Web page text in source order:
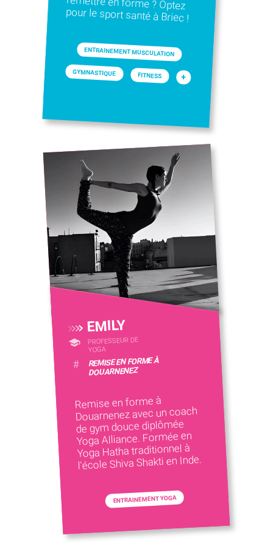
pour le sport santé à Briec !
ENTRAINEMENT MUSCULATION
GYMNASTIQUE FITNESS +
EMILY
PROFESSEUR DE
YOGA
# REMISE EN FORME À
DOUARNENEZ
Remise en forme à
Douarnenez avec un coach
de gym douce diplômée
Yoga Alliance. Formée en
Yoga Hatha traditionnel à
l'école Shiva Shakti en Inde.
ENTRAINEMENT YOGA